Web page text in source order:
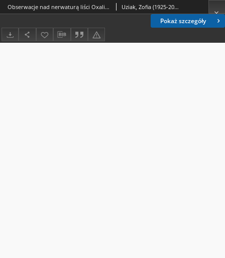
Pokaż szczegóły
Obserwacje nad nerwaturą liści Oxalis acetosella L.,na tle siedliska w Białowieskim Parku Narodowym Uziak, Zofia (1925-2015)